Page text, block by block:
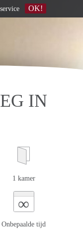
IN
1 kamer
∞
Onbepaalde tijd
OK!